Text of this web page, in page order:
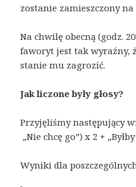
zostanie zamieszczony
Na chwilę obecną (godz.
faworyt jest tak wyraźny,
stanie mu zagrozić.
Jak liczone były głosy?
Przyjęliśmy następujący
„Nie chcę go”) x 2 + „Byłby
Wyniki dla